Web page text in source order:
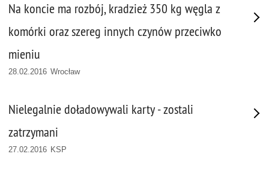
Na koncie ma rozbój, kradzież 350 kg węgla z
komórki oraz szereg innych czynów przeciwko
mieniu
28.02.2016 Wrocław
Nielegalnie doładowywali karty - zostali
zatrzymani
27.02.2016 KSP